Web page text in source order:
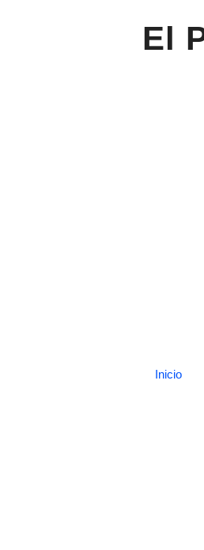
El
Inicio